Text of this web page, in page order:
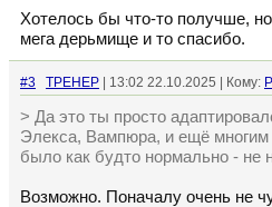
Хотелось бы что-то получше,
мега дерьмище и то спасибо.
#3 TPEHEP | 13:02 22.10.2025 | Кому:
> Да это ты просто
Элекса, Вампюра, и ещё
было как будто нормально - не
Возможно. Поначалу очень не